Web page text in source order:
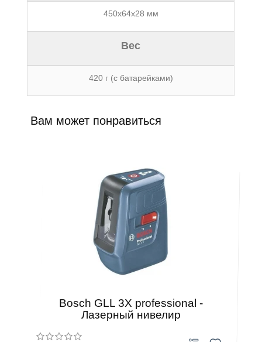
450х64х28 мм
Вес
420 г (с батарейками)
Вам может понравиться
Bosch GLL 3X professional -
Лазерный нивелир